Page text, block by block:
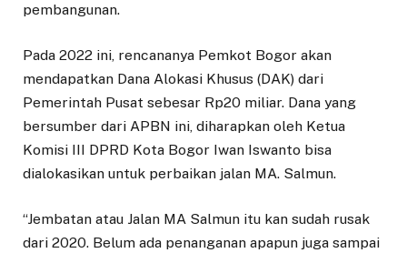
pembangunan.
Pada 2022 ini, rencananya Pemkot Bogor akan
mendapatkan Dana Alokasi Khusus (DAK) dari
Pemerintah Pusat sebesar Rp20 miliar. Dana yang
bersumber dari APBN ini, diharapkan oleh Ketua
Komisi III DPRD Kota Bogor Iwan Iswanto bisa
dialokasikan untuk perbaikan jalan MA. Salmun.
“Jembatan atau Jalan MA Salmun itu kan sudah rusak
dari 2020. Belum ada penanganan apapun juga sampai